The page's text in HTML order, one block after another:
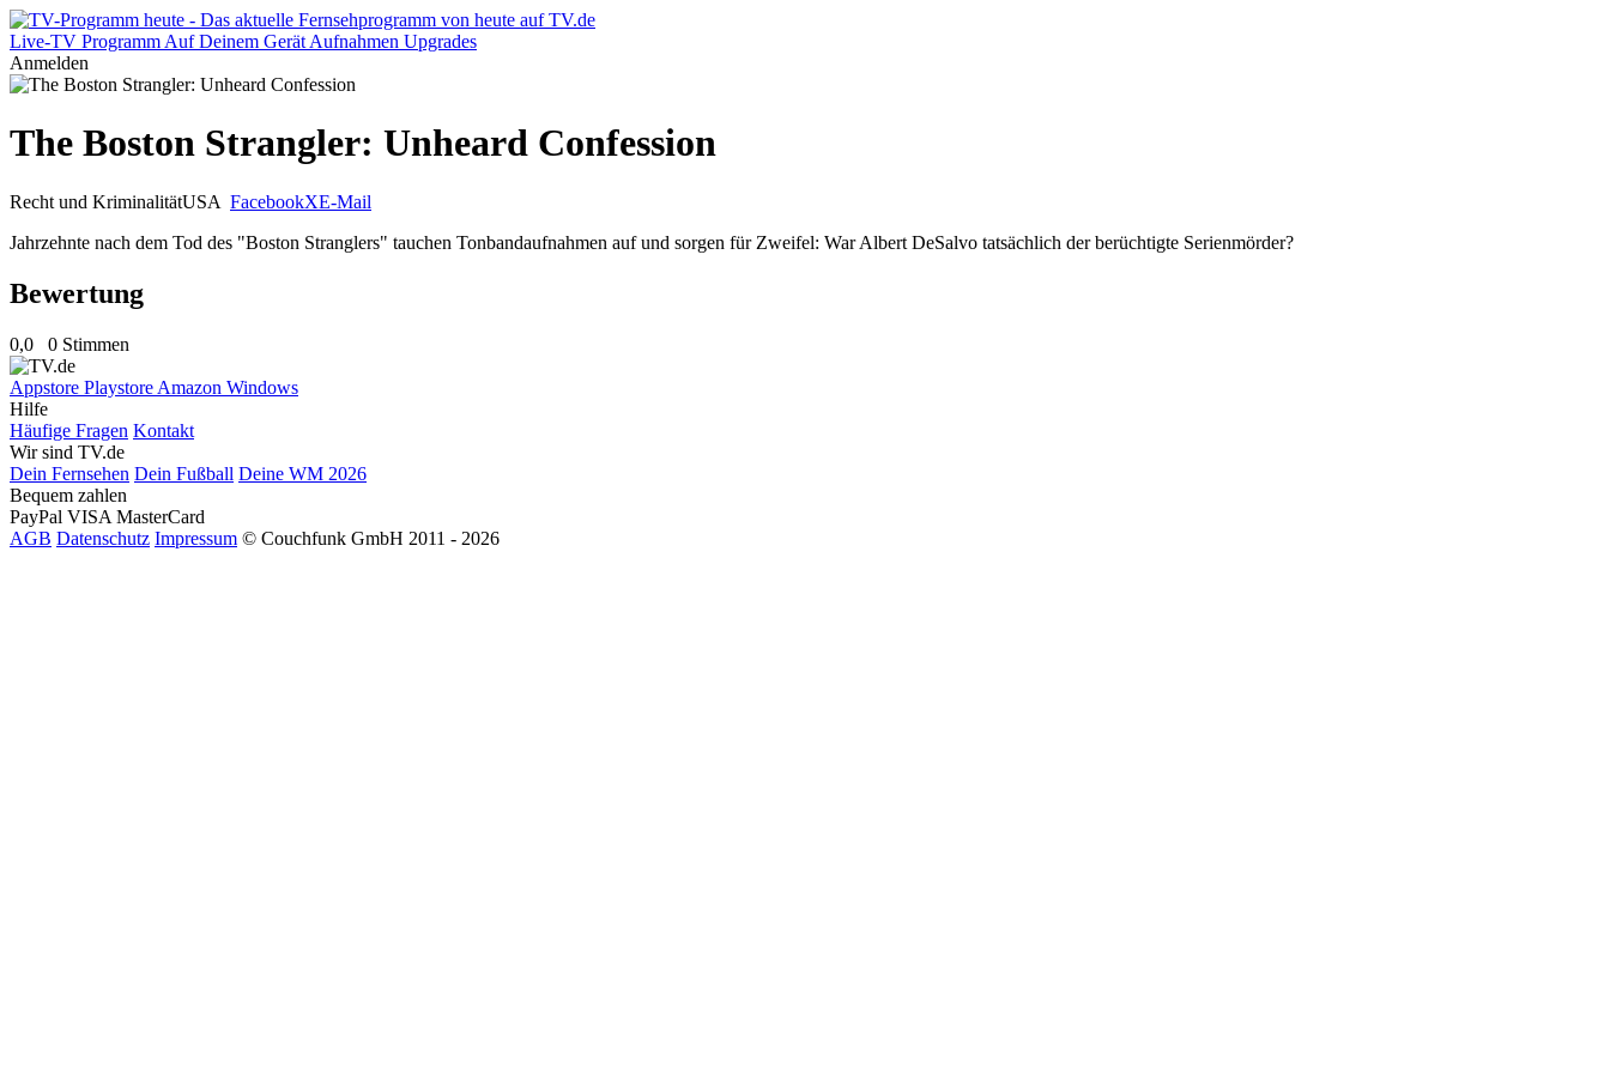
Live-TV Programm Auf Deinem Gerät Aufnahmen Upgrades
Anmelden
The Boston Strangler: Unheard Confession
Recht und KriminalitätUSA FacebookXE-Mail
Jahrzehnte nach dem Tod des "Boston Stranglers" tauchen Tonbandaufnahmen auf und sorgen für Zweifel: War Albert DeSalvo tatsächlich der berüchtigte Serienmörder?
Bewertung
0,0 0 Stimmen
Appstore Playstore Amazon Windows
Hilfe
Häufige Fragen Kontakt
Wir sind TV.de
Dein Fernsehen Dein Fußball Deine WM 2026
Bequem zahlen
PayPal VISA MasterCard
AGB Datenschutz Impressum © Couchfunk GmbH 2011 - 2026